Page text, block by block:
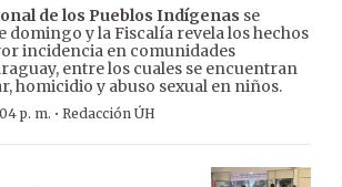
de los Pueblos Indígenas se
domingo y la Fiscalía revela los hechos
incidencia en comunidades
entre los cuales se encuentran
homicidio y abuso sexual en niños.
p. m. · Redacción ÚH